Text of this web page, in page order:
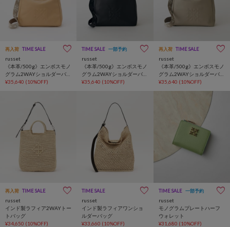
再入荷 TIME SALE
russet
《本革/500g》エンボスモノ
グラム2WAYショルダーバッ
グ
¥35,640 (10%OFF)
TIME SALE 一部予約
russet
《本革/500g》エンボスモノ
グラム2WAYショルダーバッ
グ
¥35,640 (10%OFF)
再入荷 TIME SALE
russet
《本革/500g》エンボスモノ
グラム2WAYショルダーバッ
グ
¥35,640 (10%OFF)
再入荷 TIME SALE
russet
インド製ラフィア2WAYトー
トバッグ
¥34,650 (10%OFF)
TIME SALE
russet
インド製ラフィアワンショ
ルダーバッグ
¥33,660 (10%OFF)
TIME SALE 一部予約
russet
モノグラムプレートハーフ
ウォレット
¥31,680 (10%OFF)